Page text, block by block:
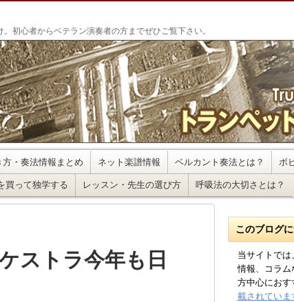
初心者からベテラン演奏者の方までぜひご覧下さい。
方・奏法情報まとめ ネット楽譜情報 ベルカント奏法とは？ ボ
買って独学する レッスン・先生の選び方 呼吸法の大切さとは？
ストラ今年も日
このブログ
当サイトで
情報、コラム
方中心におす
載されていま